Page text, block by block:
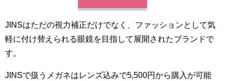
JINSはただの視力補正だけでなく、ファッションとして気
軽に付け替えられる眼鏡を目指して展開されたブランドで
す。
JINSで扱うメガネはレンズ込みで5,500円から購入が可能